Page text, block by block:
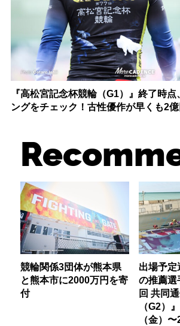
『高松宮記念杯競輪（G1）』終了時
ングをチェック！古性優作が早くも2億
競輪関係3団体が熊本県
と熊本市に2000万円を寄
付
出場予定
の推薦選
回 共同
（G2）
（金）